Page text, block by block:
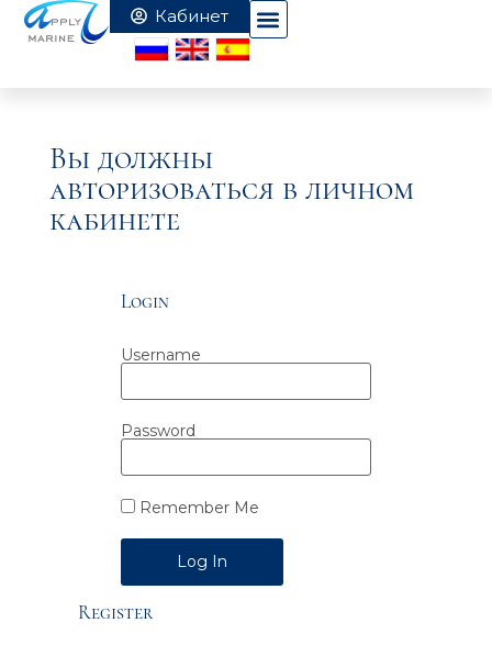
Вы должны
авторизоваться в личном
кабинете
Login
Username
Password
Remember Me
Alternative:
Register